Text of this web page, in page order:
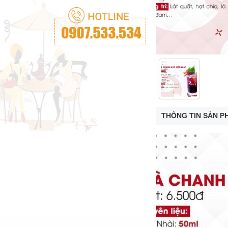
THÔNG TIN SẢN